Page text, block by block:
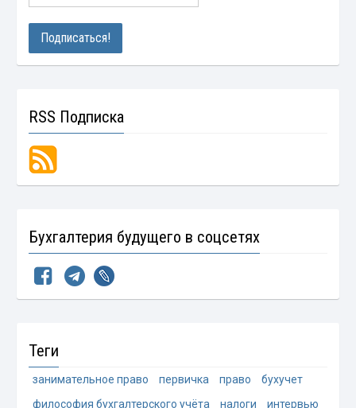
RSS Подписка
Бухгалтерия будущего в соцсетях
Теги
занимательное право первичка право
бухучет
философия бухгалтерского учёта
налоги
интервью